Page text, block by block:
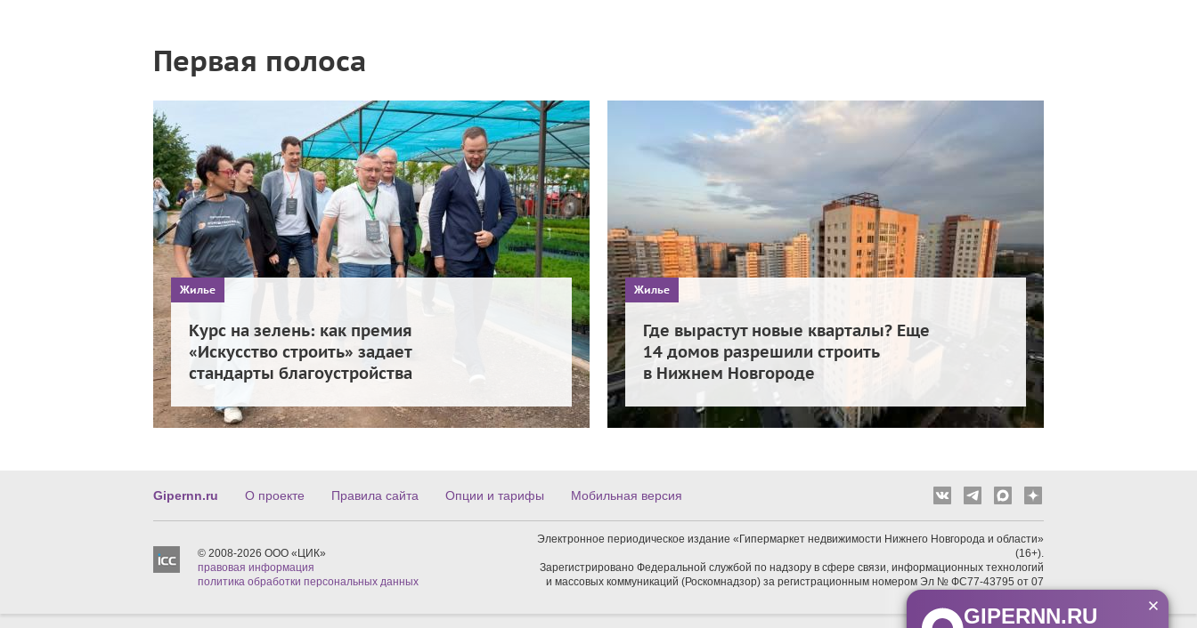
Первая полоса
Жилье
Курс на зелень: как премия
«Искусство строить» задает
стандарты благоустройства
Жилье
Где вырастут новые кварталы? Еще
14 домов разрешили строить
в Нижнем Новгороде
GIPERNN.RU
Gipernn.ru О проекте Правила сайта Опции и тарифы Мобильная версия
© 2008-2026 ООО «ЦИК»
правовая информация
политика обработки персональных данных
Электронное периодическое издание «Гипермаркет недвижимости Нижнего Новгорода и области»
(16+).
Зарегистрировано Федеральной службой по надзору в сфере связи, информационных технологий
и массовых коммуникаций (Роскомнадзор) за регистрационным номером Эл № ФС77-43795 от 07